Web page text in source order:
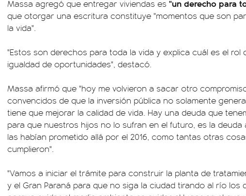
Massa agregó que entregar viviendas es "un derecho para
que otorgar una escritura constituye "momentos que son
la vida".
"Estos son derechos para toda la vida y explica cuál es el rol
igualdad de oportunidades", destacó.
Massa afirmó que "hoy me volvieron a sacar otro
convencidos de que la inversión pública no solamente
tiene que mejorar la calidad de vida. Hay una deuda que
para que nuestros hijos no lo sufran en el futuro, es la deuda
las habían prometido allá por el 2016, como tantas otras
cumplieron".
"Vamos a iniciar el trámite para construir la planta de
y el Gran Paraná para que no siga la ciudad tirando al río los